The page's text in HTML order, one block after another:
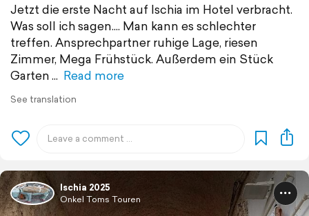
Jetzt die erste Nacht auf Ischia im Hotel verbracht.
Was soll ich sagen.... Man kann es schlechter
treffen. Ansprechpartner ruhige Lage, riesen
Zimmer, Mega Frühstück. Außerdem ein Stück
Garten
Read more
See translation
Ischia 2025
Onkel Toms Touren